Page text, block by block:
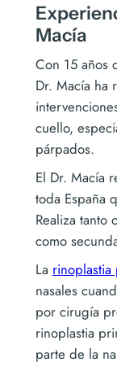
Macía
Con 15 años
Dr. Macía ha
cuello,
párpados.
El Dr. Macía
toda España
Realiza tanto
como
La rinoplastia
nasales
por cirugía
rinoplastia
parte de la